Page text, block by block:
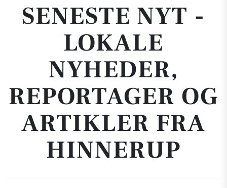
SENESTE NYT -
LOKALE
NYHEDER,
REPORTAGER OG
ARTIKLER FRA
HINNERUP